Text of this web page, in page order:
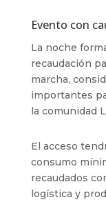
Evento con
La noche
recaudación
marcha,
importantes
la comunidad
El acceso
consumo
recaudados
logística y